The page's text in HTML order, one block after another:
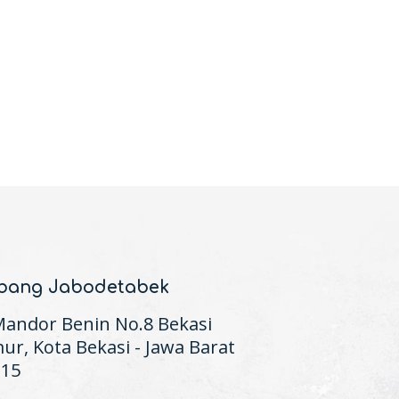
Jabodetabek
Benin No.8 Bekasi
Kota Bekasi - Jawa Barat